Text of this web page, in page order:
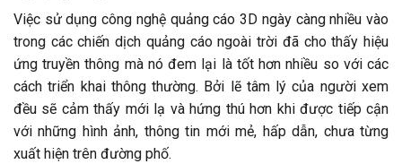
Việc sử dụng công nghệ quảng cáo 3D ngày càng nhiều vào
trong các chiến dịch quảng cáo ngoài trời đã cho thấy hiệu
ứng truyền thông mà nó đem lại là tốt hơn nhiều so với các
cách triển khai thông thường. Bởi lẽ tâm lý của người xem
đều sẽ cảm thấy mới lạ và hứng thú hơn khi được tiếp cận
với những hình ảnh, thông tin mới mẻ, hấp dẫn, chưa từng
xuất hiện trên đường phố.